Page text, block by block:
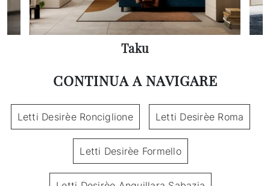
Taku
CONTINUA A NAVIGARE
Letti Desirèe Ronciglione Letti Desirèe Roma
Letti Desirèe Formello